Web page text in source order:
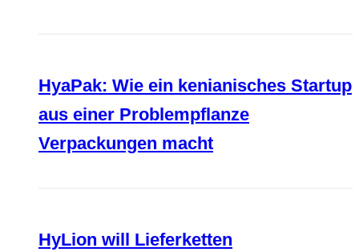
HyaPak: Wie ein kenianisches Startup
aus einer Problempflanze
Verpackungen macht
HyLion will Lieferketten